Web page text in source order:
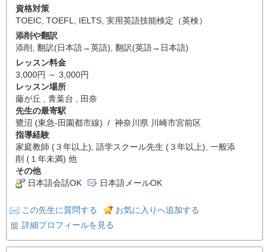
資格対策
TOEIC TOEFL IELTS 実用英語技能検定（英検）
添削や翻訳
添削
翻訳(日本語→英語) 翻訳(英語→日本語)
レッスン料金
3,000円 ～ 3,000円
レッスン場所
藤が丘 , 青葉台 , 田奈
先生の最寄駅
鷺沼 (東急-田園都市線) / 神奈川県 川崎市宮前区
指導経験
家庭教師 (３年以上), 語学スクール先生 (３年以上), 一般添
削 (１年未満) 他
その他
日本語会話OK
日本語メールOK
この先生に質問する
お気に入りへ追加する
詳細プロフィールを見る